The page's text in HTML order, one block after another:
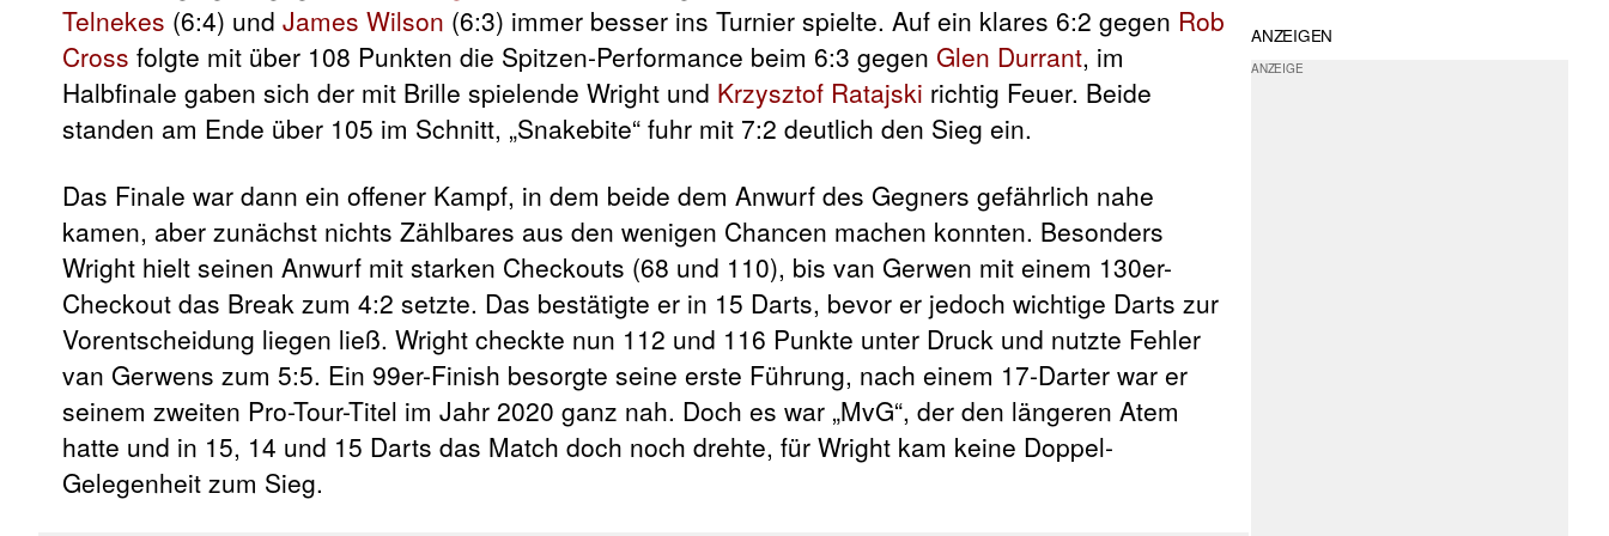
Telnekes (6:4) und James Wilson (6:3) immer besser ins Turnier spielte. Auf ein klares 6:2 gegen Rob
Cross folgte mit über 108 Punkten die Spitzen-Performance beim 6:3 gegen Glen Durrant, im
Halbfinale gaben sich der mit Brille spielende Wright und Krzysztof Ratajski richtig Feuer. Beide
standen am Ende über 105 im Schnitt, „Snakebite“ fuhr mit 7:2 deutlich den Sieg ein.
Das Finale war dann ein offener Kampf, in dem beide dem Anwurf des Gegners gefährlich nahe
kamen, aber zunächst nichts Zählbares aus den wenigen Chancen machen konnten. Besonders
Wright hielt seinen Anwurf mit starken Checkouts (68 und 110), bis van Gerwen mit einem 130er-
Checkout das Break zum 4:2 setzte. Das bestätigte er in 15 Darts, bevor er jedoch wichtige Darts zur
Vorentscheidung liegen ließ. Wright checkte nun 112 und 116 Punkte unter Druck und nutzte Fehler
van Gerwens zum 5:5. Ein 99er-Finish besorgte seine erste Führung, nach einem 17-Darter war er
seinem zweiten Pro-Tour-Titel im Jahr 2020 ganz nah. Doch es war „MvG“, der den längeren Atem
hatte und in 15, 14 und 15 Darts das Match doch noch drehte, für Wright kam keine Doppel-
Gelegenheit zum Sieg.
ANZEIGEN